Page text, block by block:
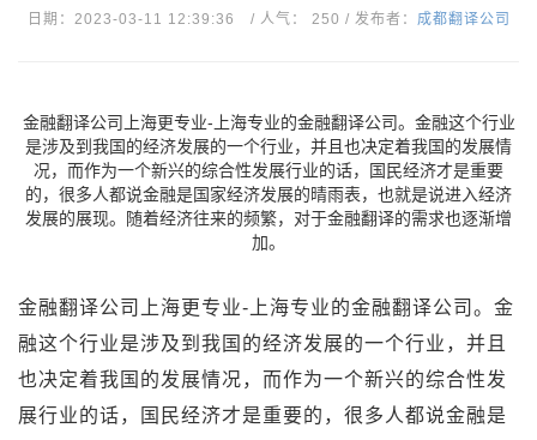
日期：2023-03-11 12:39:36 / 人气： 250 / 发布者： 成都翻译公司
金融翻译公司上海更专业-上海专业的金融翻译公司。金融这个行业
是涉及到我国的经济发展的一个行业，并且也决定着我国的发展情
况，而作为一个新兴的综合性发展行业的话，国民经济才是重要
的，很多人都说金融是国家经济发展的晴雨表，也就是说进入经济
发展的展现。随着经济往来的频繁，对于金融翻译的需求也逐渐增
加。
金融翻译公司上海更专业-上海专业的金融翻译公司。金
融这个行业是涉及到我国的经济发展的一个行业，并且
也决定着我国的发展情况，而作为一个新兴的综合性发
展行业的话，国民经济才是重要的，很多人都说金融是